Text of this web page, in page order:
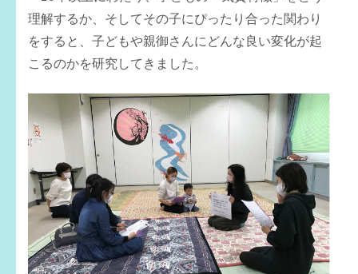
理解するか、そしてその子にぴったり合った関わり
をすると、子どもや親御さんにどんな良い変化が起
こるのかを研究してきました。